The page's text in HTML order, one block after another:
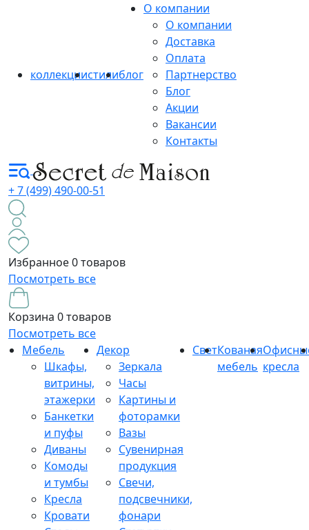
коллекциистилиблог
О компании
О компании
Доставка
Оплата
Партнерство
Блог
Акции
Вакансии
Контакты
+ 7 (499) 490-00-51
Избранное0 товаров
Посмотреть все
Корзина 0 товаров
Посмотреть все
Мебель
Шкафы,
витрины,
этажерки
Банкетки
и пуфы
Диваны
Комоды
и тумбы
Кресла
Кровати
Декор
Зеркала
Часы
Картины и
фоторамки
Вазы
Сувенирная
продукция
Свечи,
подсвечники,
фонари
СветКованая
мебель кресла